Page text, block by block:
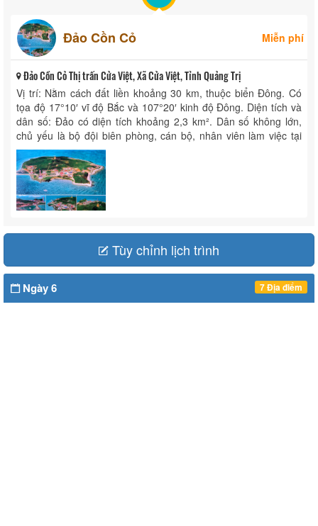
Đảo Cồn Cỏ Miễn phí
Đảo Cồn Cỏ Thị trấn Cửa Việt, Xã Cửa Việt, Tỉnh Quảng Trị
Vị trí: Nằm cách đất liền khoảng 30 km, thuộc biển Đông. Có
tọa độ 17°10′ vĩ độ Bắc và 107°20′ kinh độ Đông. Diện tích và
dân số: Đảo có diện tích khoảng 2,3 km². Dân số không lớn,
chủ yếu là bộ đội biên phòng, cán bộ, nhân viên làm việc tại
các ...
Tùy chỉnh lịch trình
Ngày 6 7 Địa điểm